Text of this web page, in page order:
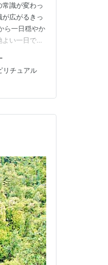
識が変わっ
広がるきっ
ら一日穏やか
い一日でし
いて、 それ
チュアル